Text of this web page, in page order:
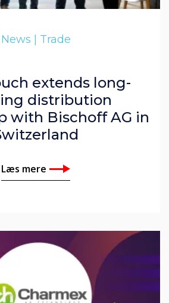
News | Trade
extends long-
distribution
with Bischoff AG in
Læs mere